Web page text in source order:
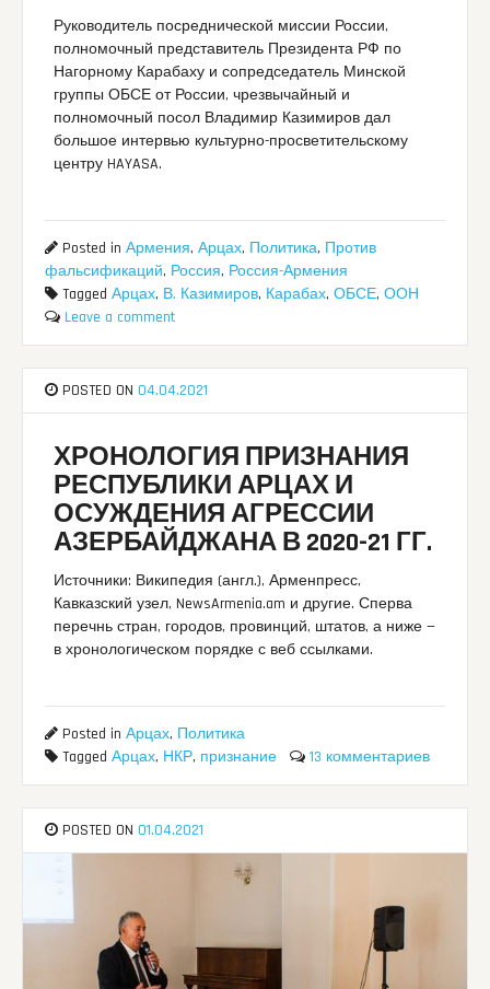
Руководитель посреднической миссии России,
полномочный представитель Президента РФ по
Нагорному Карабаху и сопредседатель Минской
группы ОБСЕ от России, чрезвычайный и
полномочный посол Владимир Казимиров дал
большое интервью культурно-просветительскому
центру HAYASA.
Posted inАрмения,Арцах, Политика, Против
фальсификаций, Россия, Россия-Армения
TaggedАрцах, В. Казимиров, Карабах,ОБСЕ,ООН
Leave a comment
POSTED ON 04.04.2021
ХРОНОЛОГИЯ ПРИЗНАНИЯ
РЕСПУБЛИКИ АРЦАХ И
ОСУЖДЕНИЯ АГРЕССИИ
АЗЕРБАЙДЖАНА В 2020-21 ГГ.
Источники: Википедия (англ.), Арменпресс,
Кавказский узел, NewsArmenia.am и другие. Сперва
перечнь стран, городов, провинций, штатов, а ниже —
в хронологическом порядке с веб ссылками.
Posted inАрцах, Политика
TaggedАрцах, НКР, признание 13 комментариев
POSTED ON 01.04.2021